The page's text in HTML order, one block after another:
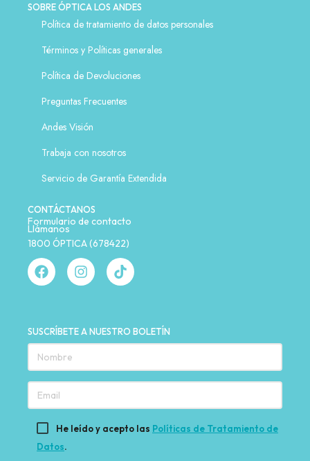
SOBRE ÓPTICA LOS ANDES
Política de tratamiento de datos personales
Términos y Políticas generales
Política de Devoluciones
Preguntas Frecuentes
Andes Visión
Trabaja con nosotros
Servicio de Garantía Extendida
CONTÁCTANOS
Formulario de contacto
Llámanos
1800 ÓPTICA (678422)
SUSCRÍBETE A NUESTRO BOLETÍN
He leído y acepto las Políticas de Tratamiento de
Datos.